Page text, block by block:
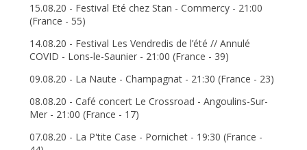
15.08.20 - Festival Eté chez Stan - Commercy - 21:00
(France - 55)
14.08.20 - Festival Les Vendredis de l’été // Annulé
COVID - Lons-le-Saunier - 21:00 (France - 39)
09.08.20 - La Naute - Champagnat - 21:30 (France - 23)
08.08.20 - Café concert Le Crossroad - Angoulins-Sur-
Mer - 21:00 (France - 17)
07.08.20 - La P'tite Case - Pornichet - 19:30 (France -